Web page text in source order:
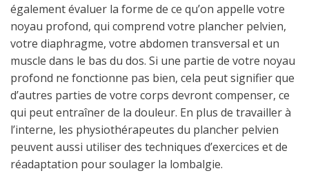
également évaluer la forme de ce qu’on appelle votre
noyau profond, qui comprend votre plancher pelvien,
votre diaphragme, votre abdomen transversal et un
muscle dans le bas du dos. Si une partie de votre noyau
profond ne fonctionne pas bien, cela peut signifier que
d’autres parties de votre corps devront compenser, ce
qui peut entraîner de la douleur. En plus de travailler à
l’interne, les physiothérapeutes du plancher pelvien
peuvent aussi utiliser des techniques d’exercices et de
réadaptation pour soulager la lombalgie.